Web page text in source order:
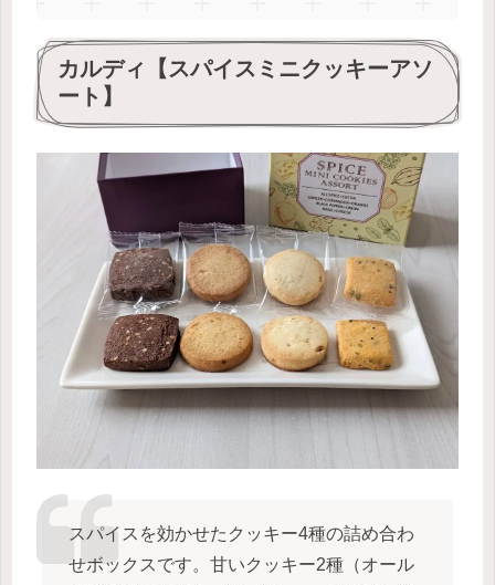
カルディ【スパイスミニクッキーアソ
ート】
スパイスを効かせたクッキー4種の詰め合わ
せボックスです。甘いクッキー2種（オール